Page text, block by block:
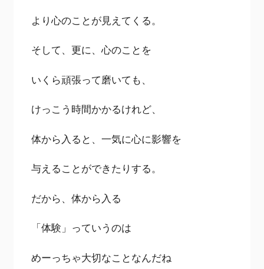
より心のことが見えてくる。
そして、更に、心のことを
いくら頑張って磨いても、
けっこう時間かかるけれど、
体から入ると、一気に心に影響を
与えることができたりする。
だから、体から入る
「体験」っていうのは
めーっちゃ大切なことなんだね